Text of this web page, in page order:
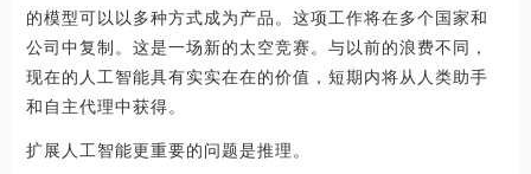
的模型可以以多种方式成为产品。这项工作将在多个国家和
公司中复制。这是一场新的太空竞赛。与以前的浪费不同，
现在的人工智能具有实实在在的价值，短期内将从人类助手
和自主代理中获得。
扩展人工智能更重要的问题是推理。